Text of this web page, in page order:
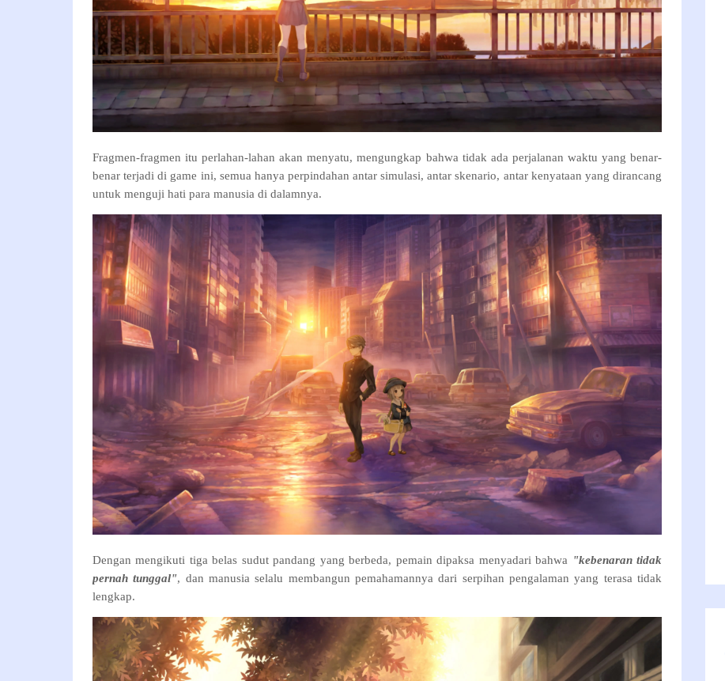
Fragmen-fragmen itu perlahan-lahan akan menyatu, mengungkap bahwa tidak ada perjalanan waktu yang benar-
benar terjadi di game ini, semua hanya perpindahan antar simulasi, antar skenario, antar kenyataan yang dirancang
untuk menguji hati para manusia di dalamnya.
Dengan mengikuti tiga belas sudut pandang yang berbeda, pemain dipaksa menyadari bahwa "kebenaran tidak
pernah tunggal", dan manusia selalu membangun pemahamannya dari serpihan pengalaman yang terasa tidak
lengkap.